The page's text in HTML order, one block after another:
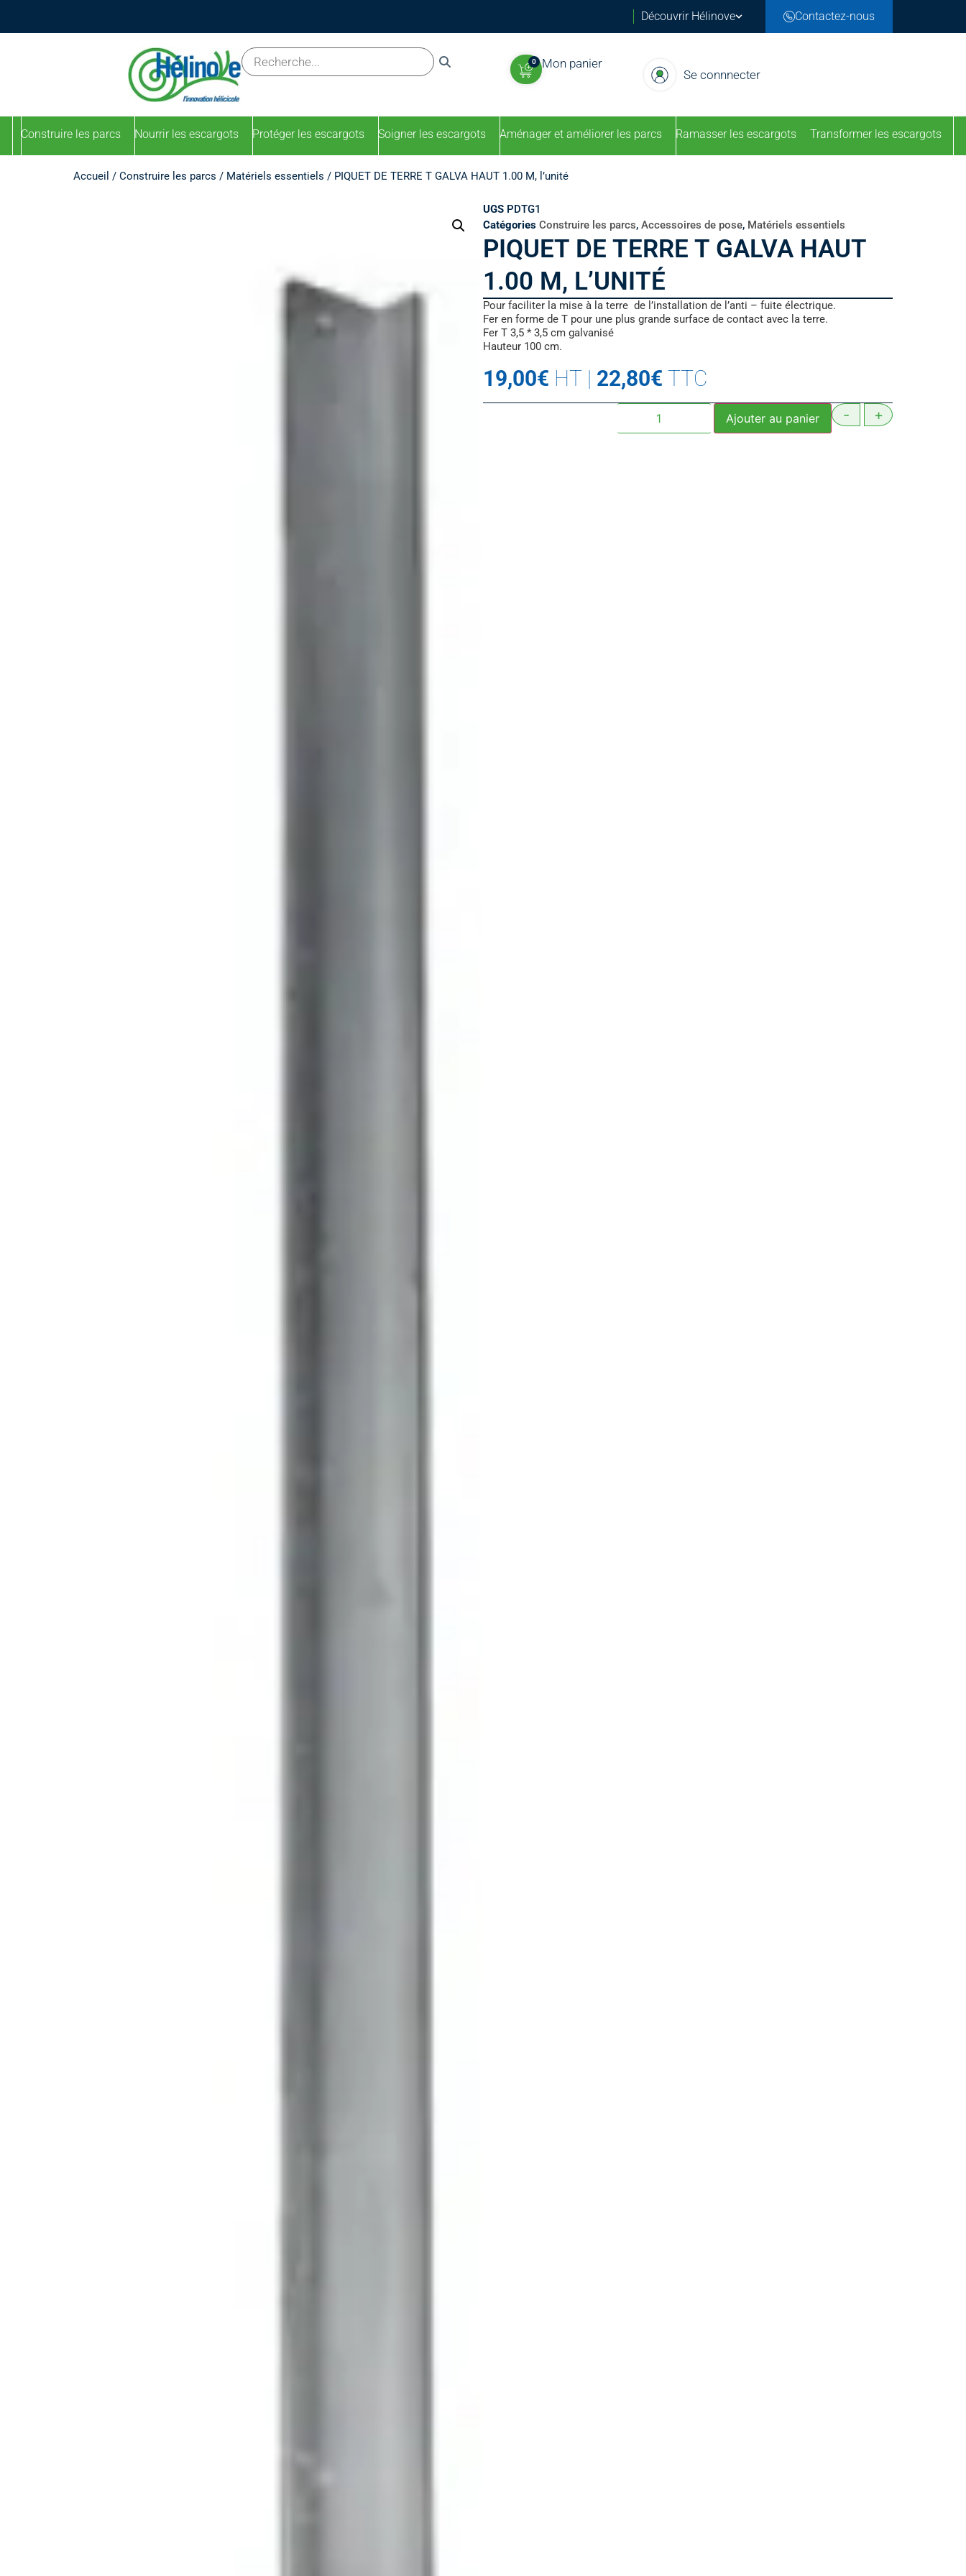
Découvrir Hélinove Contactez-nous
0 Mon panier
Se connnecter
Construire les parcs Nourrir les escargots Protéger les escargots Soigner les escargots Aménager et améliorer les parcs Ramasser les escargots Transformer les escargots
Accueil / Construire les parcs / Matériels essentiels / PIQUET DE TERRE T GALVA HAUT 1.00 M, l’unité
UGS PDTG1
Catégories Construire les parcs, Accessoires de pose, Matériels essentiels
PIQUET DE TERRE T GALVA HAUT
1.00 M, L’UNITÉ
Pour faciliter la mise à la terre de l’installation de l’anti – fuite électrique.
Fer en forme de T pour une plus grande surface de contact avec la terre.
Fer T 3,5 * 3,5 cm galvanisé
Hauteur 100 cm.
19,00€ HT | 22,80€ TTC
- +
Ajouter au panier